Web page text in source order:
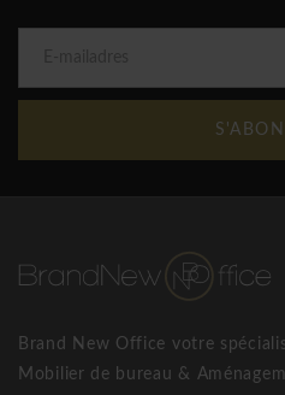
Brand New Office votre
Mobilier de bureau &